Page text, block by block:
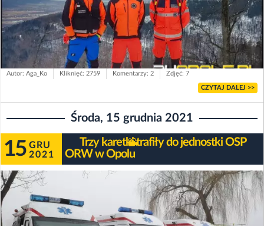
Autor: Aga_Ko Kliknięć: 2759 Komentarzy: 2 Zdjęć: 7
CZYTAJ DALEJ >>
Środa, 15 grudnia 2021
15 GRU
2021
Trzy karetki trafiły do jednostki OSP
ORW w Opolu